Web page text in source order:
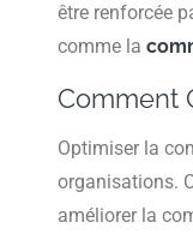
être renforcée
comme la
Comment
Optimiser la
organisations.
améliorer la